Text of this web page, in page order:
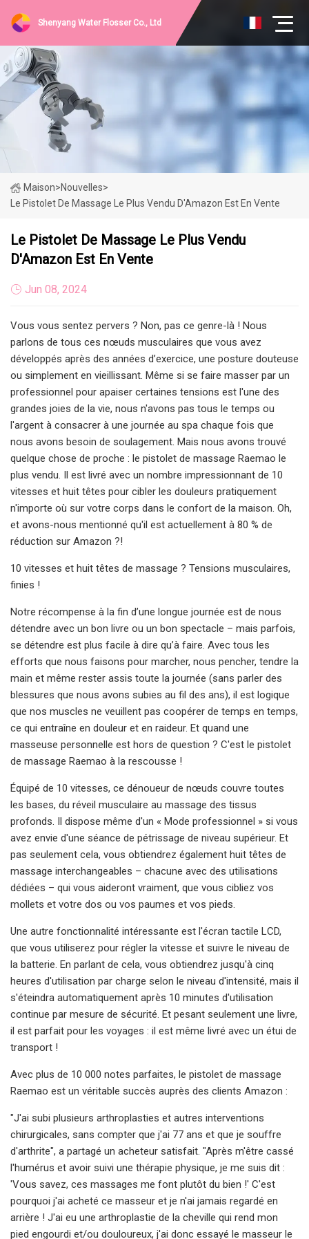
Shenyang Water Flosser Co., Ltd
Maison>Nouvelles>
Le Pistolet De Massage Le Plus Vendu D'Amazon Est En Vente
Le Pistolet De Massage Le Plus Vendu
D'Amazon Est En Vente
Jun 08, 2024
Vous vous sentez pervers ? Non, pas ce genre-là ! Nous
parlons de tous ces nœuds musculaires que vous avez
développés après des années d’exercice, une posture douteuse
ou simplement en vieillissant. Même si se faire masser par un
professionnel pour apaiser certaines tensions est l'une des
grandes joies de la vie, nous n'avons pas tous le temps ou
l'argent à consacrer à une journée au spa chaque fois que
nous avons besoin de soulagement. Mais nous avons trouvé
quelque chose de proche : le pistolet de massage Raemao le
plus vendu. Il est livré avec un nombre impressionnant de 10
vitesses et huit têtes pour cibler les douleurs pratiquement
n'importe où sur votre corps dans le confort de la maison. Oh,
et avons-nous mentionné qu'il est actuellement à 80 % de
réduction sur Amazon ?!
10 vitesses et huit têtes de massage ? Tensions musculaires,
finies !
Notre récompense à la fin d’une longue journée est de nous
détendre avec un bon livre ou un bon spectacle – mais parfois,
se détendre est plus facile à dire qu’à faire. Avec tous les
efforts que nous faisons pour marcher, nous pencher, tendre la
main et même rester assis toute la journée (sans parler des
blessures que nous avons subies au fil des ans), il est logique
que nos muscles ne veuillent pas coopérer de temps en temps,
ce qui entraîne en douleur et en raideur. Et quand une
masseuse personnelle est hors de question ? C'est le pistolet
de massage Raemao à la rescousse !
Équipé de 10 vitesses, ce dénoueur de nœuds couvre toutes
les bases, du réveil musculaire au massage des tissus
profonds. Il dispose même d'un « Mode professionnel » si vous
avez envie d'une séance de pétrissage de niveau supérieur. Et
pas seulement cela, vous obtiendrez également huit têtes de
massage interchangeables – chacune avec des utilisations
dédiées – qui vous aideront vraiment, que vous cibliez vos
mollets et votre dos ou vos paumes et vos pieds.
Une autre fonctionnalité intéressante est l'écran tactile LCD,
que vous utiliserez pour régler la vitesse et suivre le niveau de
la batterie. En parlant de cela, vous obtiendrez jusqu'à cinq
heures d'utilisation par charge selon le niveau d'intensité, mais il
s'éteindra automatiquement après 10 minutes d'utilisation
continue par mesure de sécurité. Et pesant seulement une livre,
il est parfait pour les voyages : il est même livré avec un étui de
transport !
Avec plus de 10 000 notes parfaites, le pistolet de massage
Raemao est un véritable succès auprès des clients Amazon :
"J'ai subi plusieurs arthroplasties et autres interventions
chirurgicales, sans compter que j'ai 77 ans et que je souffre
d'arthrite", a partagé un acheteur satisfait. "Après m'être cassé
l'humérus et avoir suivi une thérapie physique, je me suis dit :
'Vous savez, ces massages me font plutôt du bien !' C'est
pourquoi j'ai acheté ce masseur et je n'ai jamais regardé en
arrière ! J'ai eu une arthroplastie de la cheville qui rend mon
pied engourdi et/ou douloureux, j'ai donc essayé le masseur le